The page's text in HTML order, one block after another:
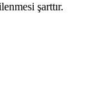
şarttır.